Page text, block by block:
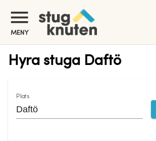
MENY
Hyra stuga Daftö
Plats